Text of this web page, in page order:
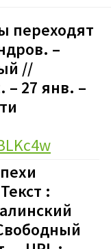
переходят
–
//
– 27 янв. –
: